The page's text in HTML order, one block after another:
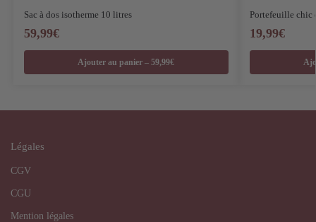
Sac à dos isotherme 10 litres
59,99€
Ajouter au panier – 59,99€
Portefeuille chic
19,99€
Légales
CGV
CGU
Mention légales